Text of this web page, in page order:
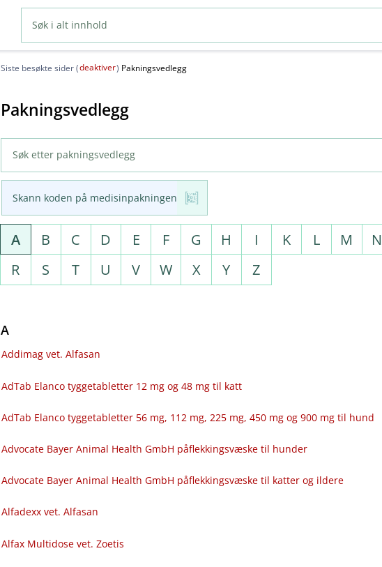
Siste besøkte sider (deaktiver) Pakningsvedlegg
Pakningsvedlegg
Skann koden på medisinpakningen
A B C D E F G H I K L M N
R
S T U V W X Y Z
A
Addimag vet. Alfasan
AdTab Elanco tyggetabletter 12 mg og 48 mg til katt
AdTab Elanco tyggetabletter 56 mg, 112 mg, 225 mg, 450 mg og 900 mg til hund
Advocate Bayer Animal Health GmbH påflekkingsvæske til hunder
Advocate Bayer Animal Health GmbH påflekkingsvæske til katter og ildere
Alfadexx vet. Alfasan
Alfax Multidose vet. Zoetis